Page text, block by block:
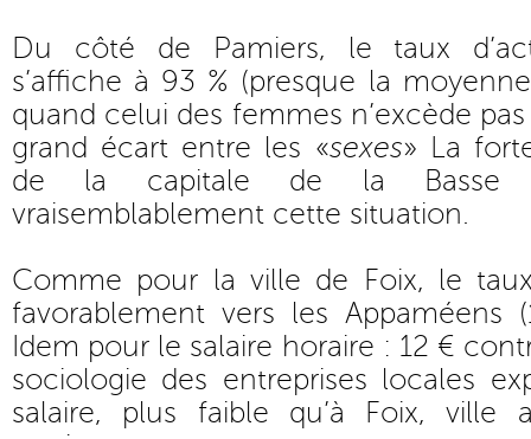
Du côté de Pamiers, le taux
s’affiche à 93 % (presque la
quand celui des femmes n’excède
grand écart entre les «sexes» La
de la capitale de la Basse
vraisemblablement cette situation.
Comme pour la ville de Foix, le
favorablement vers les Appaméens
Idem pour le salaire horaire : 12 €
sociologie des entreprises locales
salaire, plus faible qu’à Foix, ville